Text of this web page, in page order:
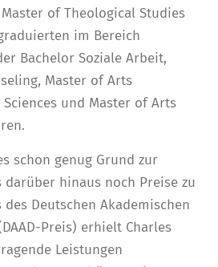
of Theological Studies
im Bereich
Bachelor Soziale Arbeit,
Master of Arts
und Master of Arts
schon genug Grund zur
darüber hinaus noch Preise zu
Deutschen Akademischen
Preis) erhielt Charles
Leistungen